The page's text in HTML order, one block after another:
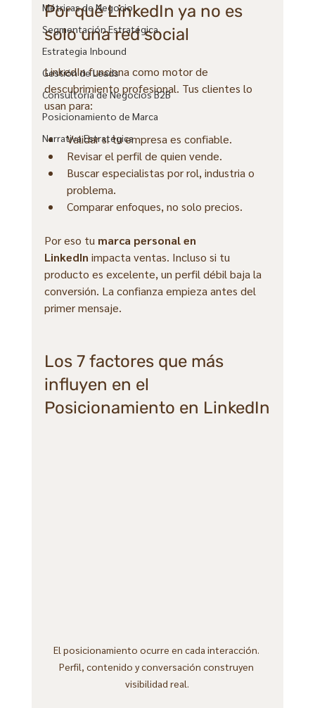
Métricas de Negocio
Segmentación Estratégica
Estrategia Inbound
Gestión de Leads
Consultoría de Negocios B2B
Posicionamiento de Marca
Narrativa Estratégica
Por qué LinkedIn ya no es
solo una red social
LinkedIn funciona como motor de
descubrimiento profesional. Tus clientes lo
usan para:
Validar si tu empresa es confiable.
Revisar el perfil de quien vende.
Buscar especialistas por rol, industria o
problema.
Comparar enfoques, no solo precios.
Por eso tu marca personal en
LinkedIn impacta ventas. Incluso si tu
producto es excelente, un perfil débil baja la
conversión. La confianza empieza antes del
primer mensaje.
Los 7 factores que más
influyen en el
Posicionamiento en LinkedIn
El posicionamiento ocurre en cada interacción.
Perfil, contenido y conversación construyen
visibilidad real.